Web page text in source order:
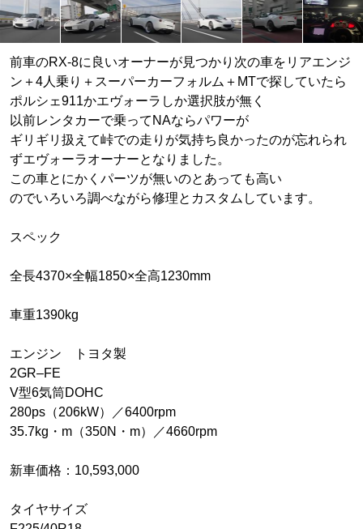
前車のRX-8に良いオーナーが見つかり次の車をリアエンジ
ン＋4人乗り＋スーパーカーフォルム＋MTで探していたら
ポルシェ911かエヴォーラしか選択肢が無く
以前レンタカーで乗ってNAならパワーが
ギリギリ扱えて峠での走りが気持ち良かったのが忘れられ
ずエヴォーラオーナーとなりました。
この車とにかくパーツが無いのとあっても高い
のでいろいろ調べながら修理とカスタムしています。
スペック
全長4370×全幅1850×全高1230mm
車重1390kg
エンジン トヨタ製
2GR–FE
V型6気筒DOHC
280ps（206kW）／6400rpm
35.7kg・m（350N・m）／4660rpm
新車価格：10,593,000
タイヤサイズ